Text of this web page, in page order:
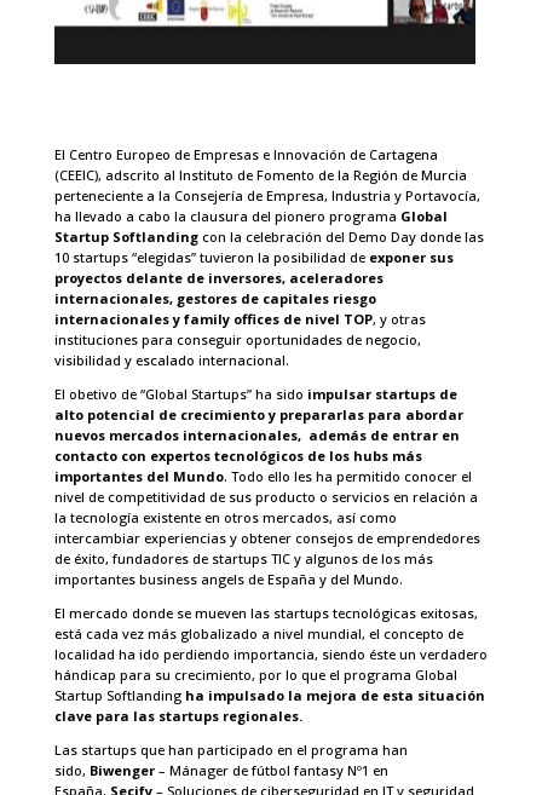
El Centro Europeo de Empresas e Innovación de Cartagena
(CEEIC), adscrito al Instituto de Fomento de la Región de Murcia
perteneciente a la Consejería de Empresa, Industria y Portavocía,
ha llevado a cabo la clausura del pionero programa Global
Startup Softlandingcon la celebración del Demo Day donde las
10 startups “elegidas” tuvieron la posibilidad de exponer sus
proyectos delante de inversores, aceleradores
internacionales, gestores de capitales riesgo
internacionales y family offices de nivel TOP, y otras
instituciones para conseguir oportunidades de negocio,
visibilidad y escalado internacional.
El obetivo de “Global Startups” ha sido impulsar startups de
alto potencial de crecimiento y prepararlas para abordar
nuevos mercados internacionales, además de entrar en
contacto con expertos tecnológicos de los hubs más
importantes del Mundo. Todo ello les ha permitido conocer el
nivel de competitividad de sus producto o servicios en relación a
la tecnología existente en otros mercados, así como
intercambiar experiencias y obtener consejos de emprendedores
de éxito, fundadores de startups TIC y algunos de los más
importantes business angels de España y del Mundo.
El mercado donde se mueven las startups tecnológicas exitosas,
está cada vez más globalizado a nivel mundial, el concepto de
localidad ha ido perdiendo importancia, siendo éste un verdadero
hándicap para su crecimiento, por lo que el programa Global
Startup Softlanding ha impulsado la mejora de esta situación
clave para las startups regionales.
Las startups que han participado en el programa han
sido, Biwenger– Mánager de fútbol fantasy Nº1 en
España, Secify– Soluciones de ciberseguridad en IT y seguridad